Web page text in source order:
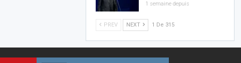
1 semaine depuis
PREV NEXT 1 De 315